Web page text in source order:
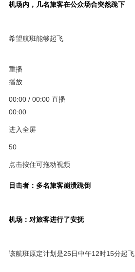
机场内，几名旅客在公众场合突然跪下
希望航班能够起飞
重播
播放
00:00 / 00:00 直播
00:00
进入全屏
50
点击按住可拖动视频
目击者：多名旅客崩溃跪倒
机场：对旅客进行了安抚
该航班原定计划是25日中午12时15分起飞